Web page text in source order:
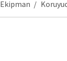
Ekipman